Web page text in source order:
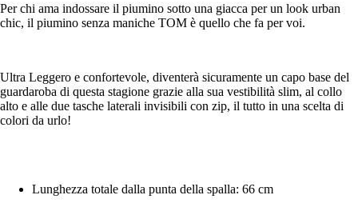
Per chi ama indossare il piumino sotto una giacca per un look urban
chic, il piumino senza maniche TOM è quello che fa per voi.
Ultra Leggero e confortevole, diventerà sicuramente un capo base del
guardaroba di questa stagione grazie alla sua vestibilità slim, al collo
alto e alle due tasche laterali invisibili con zip, il tutto in una scelta di
colori da urlo!
Lunghezza totale dalla punta della spalla: 66 cm